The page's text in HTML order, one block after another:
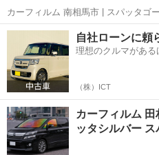
カーフィルム 南相馬市 | スパッタゴ
タグリーン ゴーストオーロラフィル
ークフィルム 車フィルム 安い 🚗【カーフィルム探してる方へ】車種
入力だけで一発...
福島 福島市 福島駅 その他
自社ローンに頼
理想のクルマがあ
（株）ICT
カーフィルム
ッタシルバー